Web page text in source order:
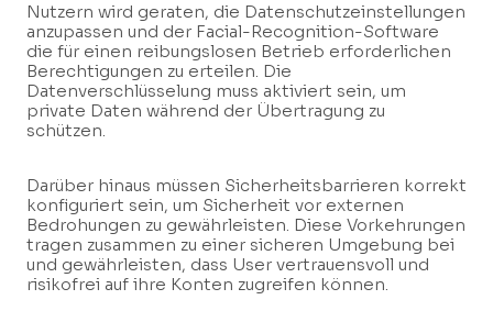
Nutzern wird geraten, die Datenschutzeinstellungen
anzupassen und der Facial-Recognition-Software
die für einen reibungslosen Betrieb erforderlichen
Berechtigungen zu erteilen. Die
Datenverschlüsselung muss aktiviert sein, um
private Daten während der Übertragung zu
schützen.
Darüber hinaus müssen Sicherheitsbarrieren korrekt
konfiguriert sein, um Sicherheit vor externen
Bedrohungen zu gewährleisten. Diese Vorkehrungen
tragen zusammen zu einer sicheren Umgebung bei
und gewährleisten, dass User vertrauensvoll und
risikofrei auf ihre Konten zugreifen können.